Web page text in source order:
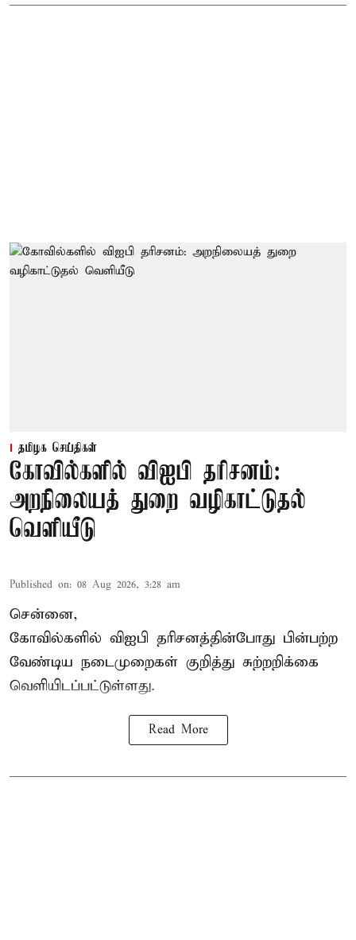
தமிழக செய்திகள்
கோவில்களில் விஐபி தரிசனம்:
அறநிலையத் துறை வழிகாட்டுதல்
வெளியீடு
Published on: 08 Aug 2026, 3:28 am
சென்னை,
கோவில்களில் விஐபி தரிசனத்தின்போது பின்பற்ற
வேண்டிய நடைமுறைகள் குறித்து சுற்றறிக்கை
வெளியிடப்பட்டுள்ளது.
Read More